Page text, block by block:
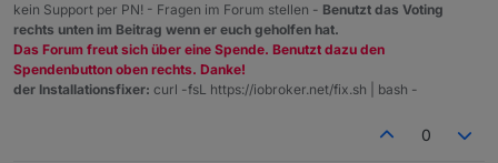
kein Support per PN! - Fragen im Forum stellen - Benutzt das Voting
rechts unten im Beitrag wenn er euch geholfen hat.
Das Forum freut sich über eine Spende. Benutzt dazu den
Spendenbutton oben rechts. Danke!
der Installationsfixer: curl -fsL https://iobroker.net/fix.sh | bash -
0